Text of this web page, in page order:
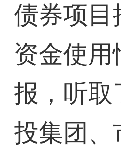
债券项目
资金使用
报，听取
投集团、